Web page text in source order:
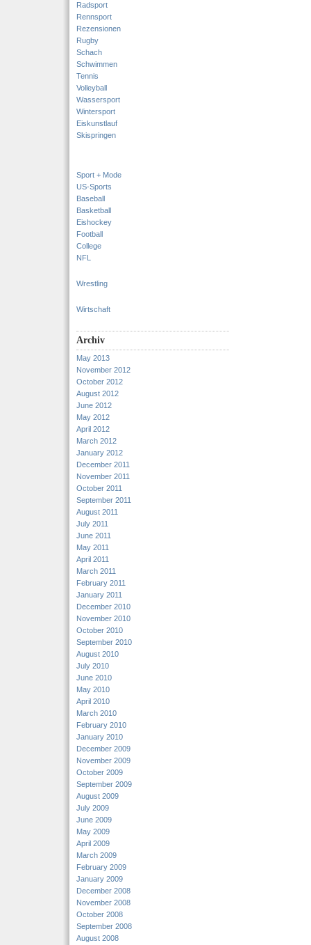
Radsport
Rennsport
Rezensionen
Rugby
Schach
Schwimmen
Tennis
Volleyball
Wassersport
Wintersport
Eiskunstlauf
Skispringen
Sport + Mode
US-Sports
Baseball
Basketball
Eishockey
Football
College
NFL
Wrestling
Wirtschaft
Archiv
May 2013
November 2012
October 2012
August 2012
June 2012
May 2012
April 2012
March 2012
January 2012
December 2011
November 2011
October 2011
September 2011
August 2011
July 2011
June 2011
May 2011
April 2011
March 2011
February 2011
January 2011
December 2010
November 2010
October 2010
September 2010
August 2010
July 2010
June 2010
May 2010
April 2010
March 2010
February 2010
January 2010
December 2009
November 2009
October 2009
September 2009
August 2009
July 2009
June 2009
May 2009
April 2009
March 2009
February 2009
January 2009
December 2008
November 2008
October 2008
September 2008
August 2008